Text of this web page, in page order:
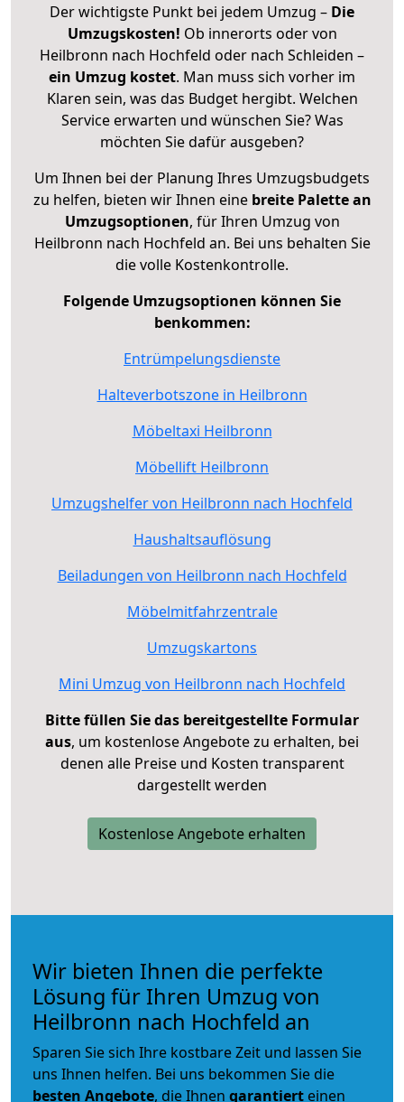
Der wichtigste Punkt bei jedem Umzug – Die
Umzugskosten! Ob innerorts oder von
Heilbronn nach Hochfeld oder nach Schleiden –
ein Umzug kostet. Man muss sich vorher im
Klaren sein, was das Budget hergibt. Welchen
Service erwarten und wünschen Sie? Was
möchten Sie dafür ausgeben?
Um Ihnen bei der Planung Ihres Umzugsbudgets
zu helfen, bieten wir Ihnen eine breite Palette an
Umzugsoptionen, für Ihren Umzug von
Heilbronn nach Hochfeld an. Bei uns behalten Sie
die volle Kostenkontrolle.
Folgende Umzugsoptionen können Sie
benkommen:
Entrümpelungsdienste
Halteverbotszone in Heilbronn
Möbeltaxi Heilbronn
Möbellift Heilbronn
Umzugshelfer von Heilbronn nach Hochfeld
Haushaltsauflösung
Beiladungen von Heilbronn nach Hochfeld
Möbelmitfahrzentrale
Umzugskartons
Mini Umzug von Heilbronn nach Hochfeld
Bitte füllen Sie das bereitgestellte Formular
aus, um kostenlose Angebote zu erhalten, bei
denen alle Preise und Kosten transparent
dargestellt werden
Kostenlose Angebote erhalten
Wir bieten Ihnen die perfekte
Lösung für Ihren Umzug von
Heilbronn nach Hochfeld an
Sparen Sie sich Ihre kostbare Zeit und lassen Sie
uns Ihnen helfen. Bei uns bekommen Sie die
besten Angebote, die Ihnen garantiert einen